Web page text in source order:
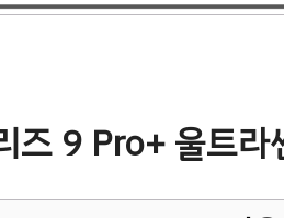
즈 9 Pro+ 울트